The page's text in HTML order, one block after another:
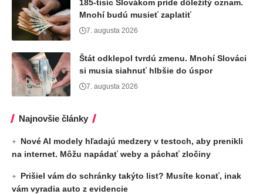
185-tisíc Slovákom príde dôležitý oznam.
Mnohí budú musieť zaplatiť
7. augusta 2026
Štát odklepol tvrdú zmenu. Mnohí Slováci
si musia siahnuť hlbšie do úspor
7. augusta 2026
Najnovšie články
Nové AI modely hľadajú medzery v testoch, aby prenikli
na internet. Môžu napádať weby a páchať zločiny
Prišiel vám do schránky takýto list? Musíte konať, inak
vám vyradia auto z evidencie